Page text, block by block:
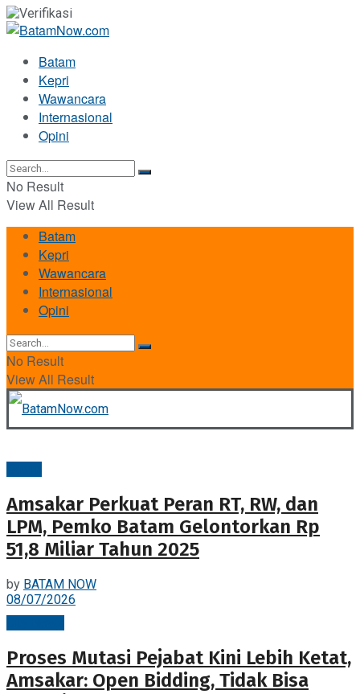
Batam
Kepri
Wawancara
Internasional
Opini
No Result
View All Result
Batam
Kepri
Wawancara
Internasional
Opini
No Result
View All Result
Amsakar Perkuat Peran RT, RW, dan
LPM, Pemko Batam Gelontorkan Rp
51,8 Miliar Tahun 2025
by BATAM NOW
08/07/2026
Proses Mutasi Pejabat Kini Lebih Ketat,
Amsakar: Open Bidding, Tidak Bisa